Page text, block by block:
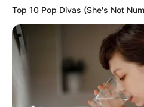
Top 10 Pop Divas (She's Not